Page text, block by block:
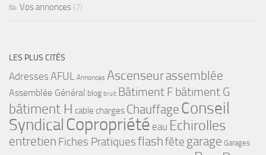
Vos annonces (7)
LES PLUS CITÉS
Adresses AFUL Annonces Ascenseurassemblée
Assemblée Général blog bruit Bâtiment F bâtiment G
bâtiment H cable charges Chauffage Conseil
Syndical Copropriété eau Echirolles
entretien Fiches Pratiquesflashfête garage Garages